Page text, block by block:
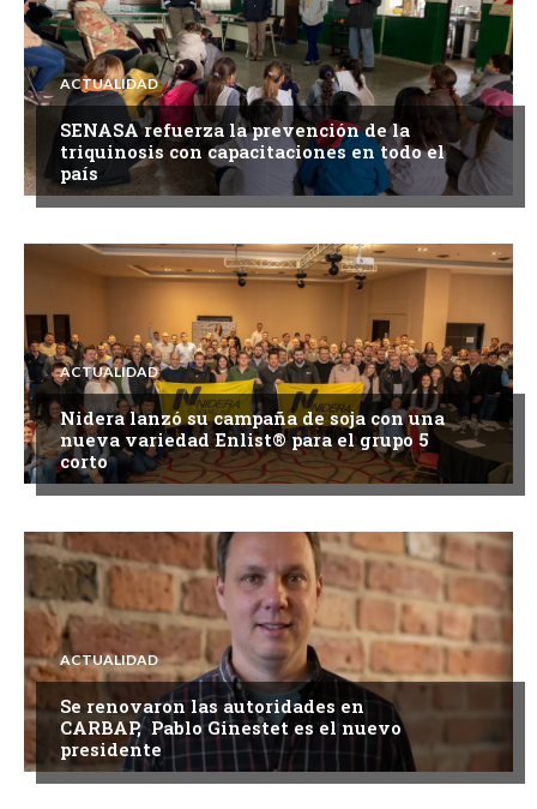
ACTUALIDAD
SENASA refuerza la prevención de la
triquinosis con capacitaciones en todo el
país
ACTUALIDAD
Nidera lanzó su campaña de soja con una
nueva variedad Enlist® para el grupo 5
corto
ACTUALIDAD
Se renovaron las autoridades en
CARBAP, Pablo Ginestet es el nuevo
presidente